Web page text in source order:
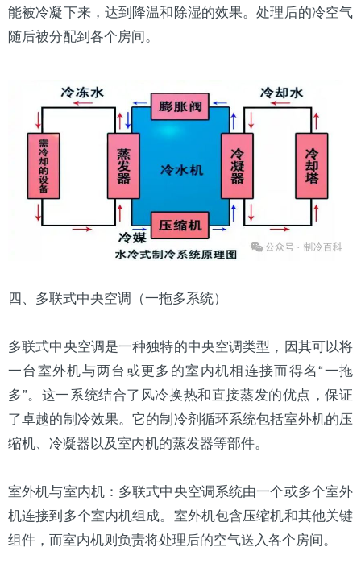
能被冷凝下来，达到降温和除湿的效果。处理后的冷空气
随后被分配到各个房间。
四、多联式中央空调（一拖多系统）
多联式中央空调是一种独特的中央空调类型，因其可以将
一台室外机与两台或更多的室内机相连接而得名“一拖
多”。这一系统结合了风冷换热和直接蒸发的优点，保证
了卓越的制冷效果。它的制冷剂循环系统包括室外机的压
缩机、冷凝器以及室内机的蒸发器等部件。
室外机与室内机：多联式中央空调系统由一个或多个室外
机连接到多个室内机组成。室外机包含压缩机和其他关键
组件，而室内机则负责将处理后的空气送入各个房间。